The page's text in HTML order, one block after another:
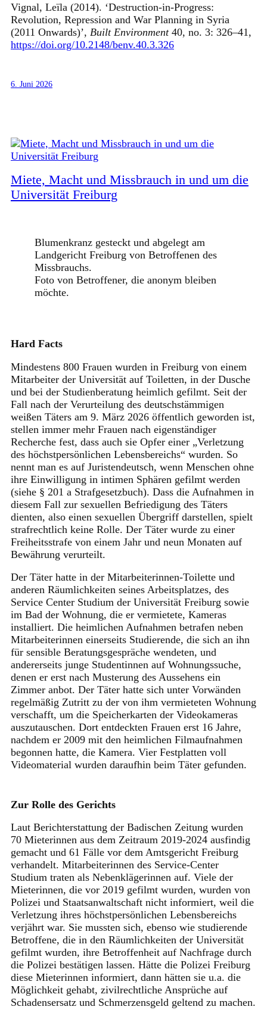
Vignal, Leïla (2014). ‘Destruction-in-Progress:
Revolution, Repression and War Planning in Syria
(2011 Onwards)’, Built Environment40, no. 3: 326–41,
https://doi.org/10.2148/benv.40.3.326
6. Juni 2026
Miete, Macht und Missbrauch in und um die
Universität Freiburg
Blumenkranz gesteckt und abgelegt am
Landgericht Freiburg von Betroffenen des
Missbrauchs.
Foto von Betroffener, die anonym bleiben
möchte.
Hard Facts
Mindestens 800 Frauen wurden in Freiburg von einem
Mitarbeiter der Universität auf Toiletten, in der Dusche
und bei der Studienberatung heimlich gefilmt. Seit der
Fall nach der Verurteilung des deutschstämmigen
weißen Täters am 9. März 2026 öffentlich geworden ist,
stellen immer mehr Frauen nach eigenständiger
Recherche fest, dass auch sie Opfer einer „Verletzung
des höchstpersönlichen Lebensbereichs“ wurden. So
nennt man es auf Juristendeutsch, wenn Menschen ohne
ihre Einwilligung in intimen Sphären gefilmt werden
(siehe § 201 a Strafgesetzbuch). Dass die Aufnahmen in
diesem Fall zur sexuellen Befriedigung des Täters
dienten, also einen sexuellen Übergriff darstellen, spielt
strafrechtlich keine Rolle. Der Täter wurde zu einer
Freiheitsstrafe von einem Jahr und neun Monaten auf
Bewährung verurteilt.
Der Täter hatte in der Mitarbeiterinnen-Toilette und
anderen Räumlichkeiten seines Arbeitsplatzes, des
Service Center Studium der Universität Freiburg sowie
im Bad der Wohnung, die er vermietete, Kameras
installiert. Die heimlichen Aufnahmen betrafen neben
Mitarbeiterinnen einerseits Studierende, die sich an ihn
für sensible Beratungsgespräche wendeten, und
andererseits junge Studentinnen auf Wohnungssuche,
denen er erst nach Musterung des Aussehens ein
Zimmer anbot. Der Täter hatte sich unter Vorwänden
regelmäßig Zutritt zu der von ihm vermieteten Wohnung
verschafft, um die Speicherkarten der Videokameras
auszutauschen. Dort entdeckten Frauen erst 16 Jahre,
nachdem er 2009 mit den heimlichen Filmaufnahmen
begonnen hatte, die Kamera. Vier Festplatten voll
Videomaterial wurden daraufhin beim Täter gefunden.
Zur Rolle des Gerichts
Laut Berichterstattung der Badischen Zeitung wurden
70 Mieterinnen aus dem Zeitraum 2019-2024 ausfindig
gemacht und 61 Fälle vor dem Amtsgericht Freiburg
verhandelt. Mitarbeiterinnen des Service-Center
Studium traten als Nebenklägerinnen auf. Viele der
Mieterinnen, die vor 2019 gefilmt wurden, wurden von
Polizei und Staatsanwaltschaft nicht informiert, weil die
Verletzung ihres höchstpersönlichen Lebensbereichs
verjährt war. Sie mussten sich, ebenso wie studierende
Betroffene, die in den Räumlichkeiten der Universität
gefilmt wurden, ihre Betroffenheit auf Nachfrage durch
die Polizei bestätigen lassen. Hätte die Polizei Freiburg
diese Mieterinnen informiert, dann hätten sie u.a. die
Möglichkeit gehabt, zivilrechtliche Ansprüche auf
Schadensersatz und Schmerzensgeld geltend zu machen.